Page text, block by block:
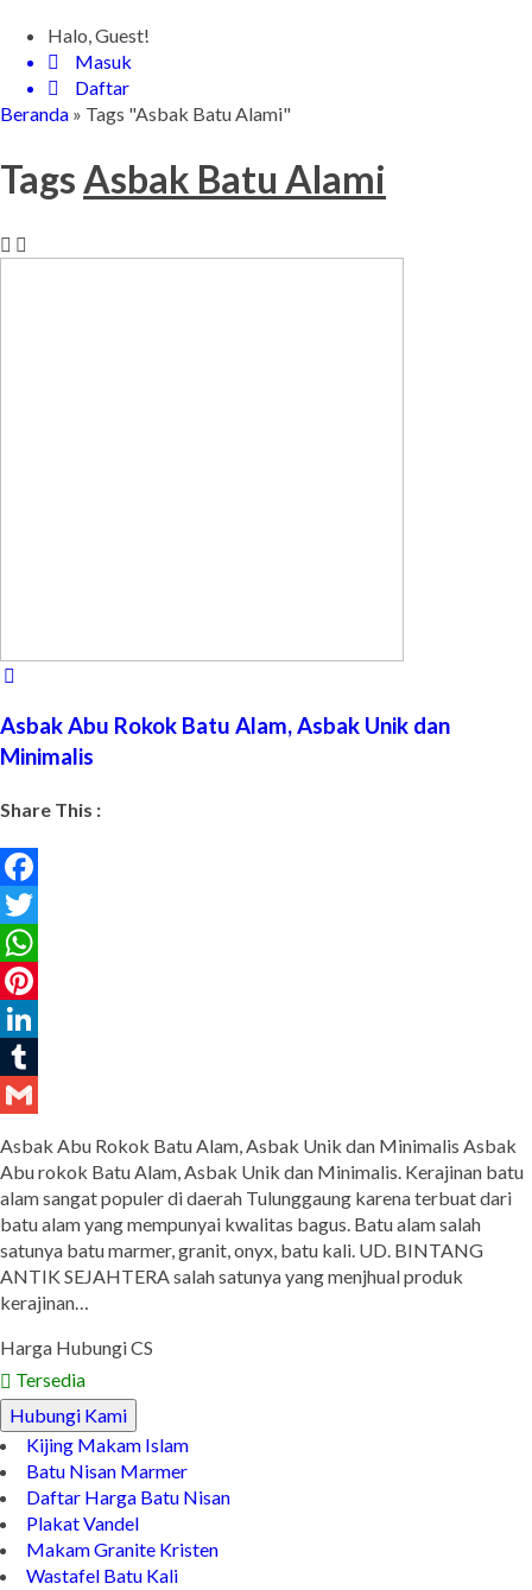
Halo, Guest!
Masuk
Daftar
Beranda » Tags "Asbak Batu Alami"
TagsAsbak Batu Alami
Asbak Abu Rokok Batu Alam, Asbak Unik dan
Minimalis
Share This :
Facebook
Twitter
WhatsApp
Pinterest
LinkedIn
Tumblr
Asbak Abu Rokok Batu Alam, Asbak Unik dan Minimalis Asbak
Abu rokok Batu Alam, Asbak Unik dan Minimalis. Kerajinan batu
alam sangat populer di daerah Tulunggaung karena terbuat dari
batu alam yang mempunyai kwalitas bagus. Batu alam salah
satunya batu marmer, granit, onyx, batu kali. UD. BINTANG
ANTIK SEJAHTERA salah satunya yang menjhual produk
kerajinan…
Harga Hubungi CS
Tersedia
Hubungi Kami
Kijing Makam Islam
Batu Nisan Marmer
Daftar Harga Batu Nisan
Plakat Vandel